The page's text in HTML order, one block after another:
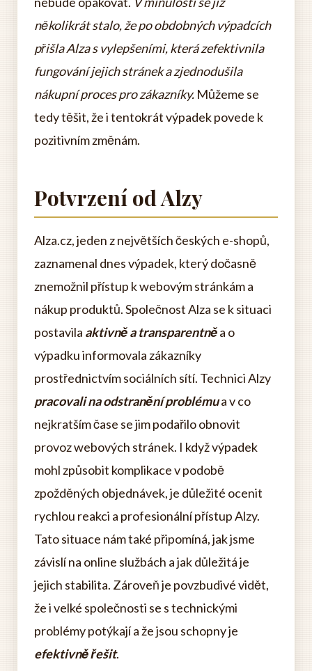
několikrát stalo, že po obdobných výpadcích
přišla Alza s vylepšeními, která zefektivnila
fungování jejich stránek a zjednodušila
nákupní proces pro zákazníky. Můžeme se
tedy těšit, že i tentokrát výpadek povede k
pozitivním změnám.
Potvrzení od Alzy
Alza.cz, jeden z největších českých e-shopů,
zaznamenal dnes výpadek, který dočasně
znemožnil přístup k webovým stránkám a
nákup produktů. Společnost Alza se k situaci
postavila aktivně a transparentněa o
výpadku informovala zákazníky
prostřednictvím sociálních sítí. Technici Alzy
pracovali na odstranění problémua v co
nejkratším čase se jim podařilo obnovit
provoz webových stránek. I když výpadek
mohl způsobit komplikace v podobě
zpožděných objednávek, je důležité ocenit
rychlou reakci a profesionální přístup Alzy.
Tato situace nám také připomíná, jak jsme
závislí na online službách a jak důležitá je
jejich stabilita. Zároveň je povzbudivé vidět,
že i velké společnosti se s technickými
problémy potýkají a že jsou schopny je
efektivně řešit.